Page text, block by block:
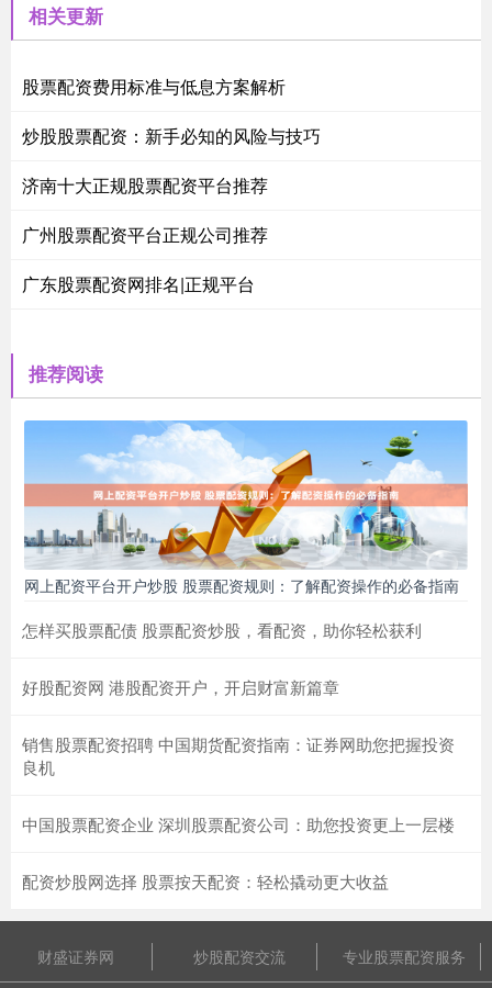
相关更新
股票配资费用标准与低息方案解析
炒股股票配资：新手必知的风险与技巧
济南十大正规股票配资平台推荐
广州股票配资平台正规公司推荐
广东股票配资网排名|正规平台
推荐阅读
网上配资平台开户炒股 股票配资规则：了解配资操作的必备指南
怎样买股票配债 股票配资炒股，看配资，助你轻松获利
好股配资网 港股配资开户，开启财富新篇章
销售股票配资招聘 中国期货配资指南：证券网助您把握投资
良机
中国股票配资企业 深圳股票配资公司：助您投资更上一层楼
配资炒股网选择 股票按天配资：轻松撬动更大收益
财盛证券网 炒股配资交流 专业股票配资服务